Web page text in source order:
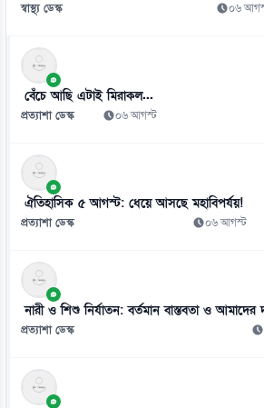
গণঅভ্যুত্থানের সঙ্গে প্রথম বেইমানি করেছেন ডা.
০৮ আগস্ট
স্বাস্থ্য ডেস্ক ০৬
বেঁচে আছি এটাই মিরাকল...
প্রত্যাশা ডেস্ক ০৬ আগস্ট
ঐতিহাসিক ৫ আগস্ট: ধেয়ে আসছে মহাবিপর্যয়!
প্রত্যাশা ডেস্ক ০৬ আগস্ট
নারী ও শিশু নির্যাতন: বর্তমান বাস্তবতা ও আমাদের
প্রত্যাশা ডেস্ক